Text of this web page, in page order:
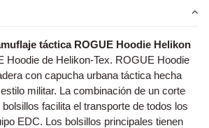
táctica ROGUE Hoodie Helikon
Hoodie de Helikon-Tex. ROGUE Hoodie
con capucha urbana táctica hecha
militar. La combinación de un corte
facilita el transporte de todos los
EDC. Los bolsillos principales tienen